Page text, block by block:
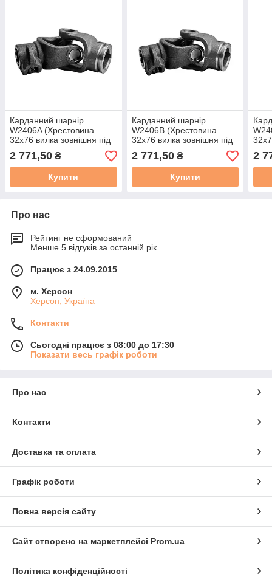
Карданний шарнір
W2406A (Хрестовина
32х76 вилка зовнішня під
трубу L50Н + виделка 8
шліців)
2 771,50 ₴
Купити
Карданний шарнір
W2406В (Хрестовина
32х76 вилка зовнішня під
трубу L50Н + виделка 21
шліц)
2 771,50₴
Купити
2
Про нас
Рейтинг не сформований
Менше 5 відгуків за останній рік
Працює з 24.09.2015
м. Херсон
Херсон, Україна
Контакти
Сьогодні працює з 08:00 до 17:30
Показати весь графік роботи
Про нас
Контакти
Доставка та оплата
Графік роботи
Повна версія сайту
Сайт створено на маркетплейсі Prom.ua
Політика конфіденційності